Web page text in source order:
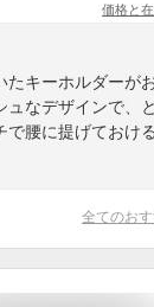
価格と
たキーホルダーが
ュなデザインで、
で腰に提げておけ
全てのお